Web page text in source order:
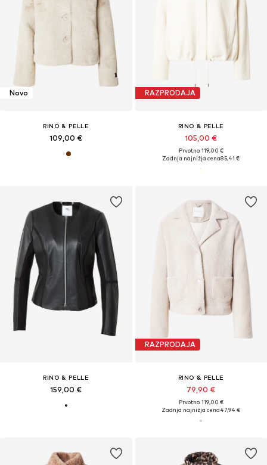
Novo
RINO & PELLE
109,00 €
RAZPRODAJA
RINO & PELLE
105,00 €
Prvotno: 119,00 €
Zadnja najnižja cena85,41 €
RINO & PELLE
159,00 €
RAZPRODAJA
RINO & PELLE
79,90 €
Prvotno: 119,00 €
Zadnja najnižja cena47,94 €